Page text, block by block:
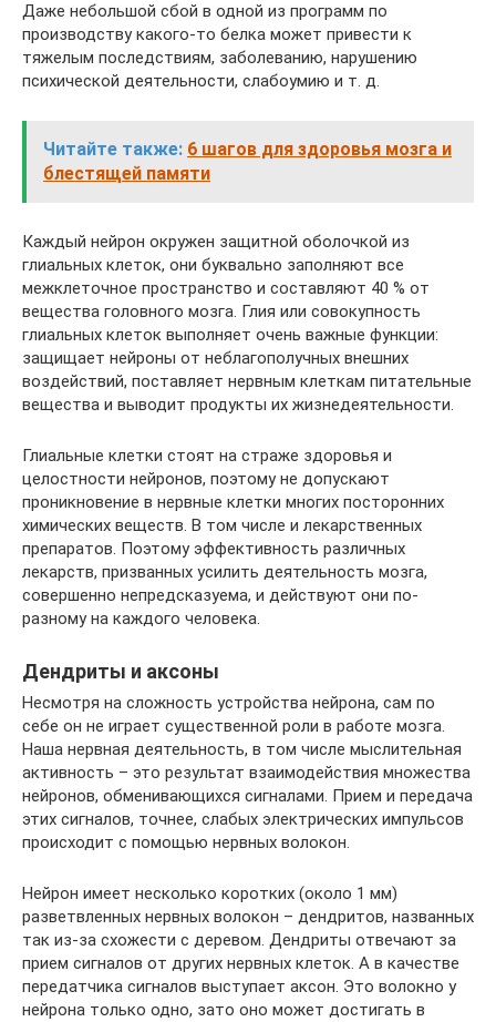
Даже небольшой сбой в одной из программ по
производству какого-то белка может привести к
тяжелым последствиям, заболеванию, нарушению
психической деятельности, слабоумию и т. д.
Читайте также: 6 шагов для здоровья мозга и
блестящей памяти
Каждый нейрон окружен защитной оболочкой из
глиальных клеток, они буквально заполняют все
межклеточное пространство и составляют 40 % от
вещества головного мозга. Глия или совокупность
глиальных клеток выполняет очень важные функции:
защищает нейроны от неблагополучных внешних
воздействий, поставляет нервным клеткам питательные
вещества и выводит продукты их жизнедеятельности.
Глиальные клетки стоят на страже здоровья и
целостности нейронов, поэтому не допускают
проникновение в нервные клетки многих посторонних
химических веществ. В том числе и лекарственных
препаратов. Поэтому эффективность различных
лекарств, призванных усилить деятельность мозга,
совершенно непредсказуема, и действуют они по-
разному на каждого человека.
Дендриты и аксоны
Несмотря на сложность устройства нейрона, сам по
себе он не играет существенной роли в работе мозга.
Наша нервная деятельность, в том числе мыслительная
активность – это результат взаимодействия множества
нейронов, обменивающихся сигналами. Прием и передача
этих сигналов, точнее, слабых электрических импульсов
происходит с помощью нервных волокон.
Нейрон имеет несколько коротких (около 1 мм)
разветвленных нервных волокон – дендритов, названных
так из-за схожести с деревом. Дендриты отвечают за
прием сигналов от других нервных клеток. А в качестве
передатчика сигналов выступает аксон. Это волокно у
нейрона только одно, зато оно может достигать в